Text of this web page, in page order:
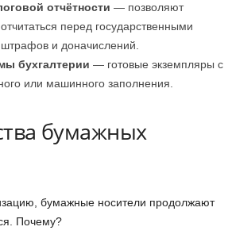
отчётности — позволяют
перед государственными
и доначислений.
бухгалтерии — готовые экземпляры с
или машинного заполнения.
бумажных
бумажные носители продолжают
Почему?